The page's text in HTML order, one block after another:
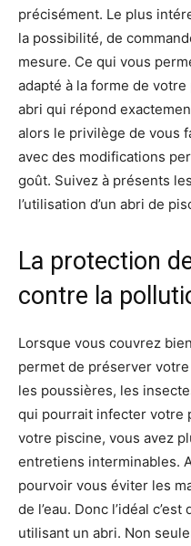
précisément. Le plus
la possibilité, de
mesure. Ce qui vous
adapté à la forme de
abri qui répond
alors le privilège de vous
avec des modifications
goût. Suivez à présents
l’utilisation d’un abri de
La protection
contre la
Lorsque vous couvrez
permet de préserver
les poussières, les
qui pourrait infecter votre
votre piscine, vous avez
entretiens interminables.
pourvoir vous éviter les
de l’eau. Donc l’idéal
utilisant un abri. Non